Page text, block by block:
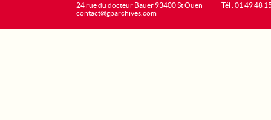
24 rue du docteur Bauer 93400 St Ouen
contact@gparchives.com
Tél : 01 49 48